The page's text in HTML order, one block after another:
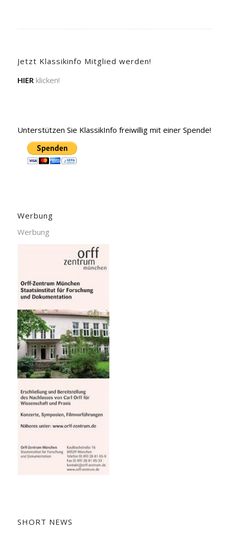
Jetzt Klassikinfo Mitglied werden!
HIER klicken!
Unterstützen Sie KlassikInfo freiwillig mit einer Spende!
Werbung
Werbung
SHORT NEWS